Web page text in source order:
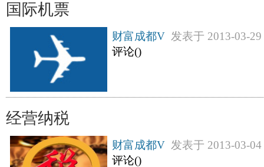
国际机票
财富成都V 发表于 2013-03-29
评论()
经营纳税
财富成都V 发表于 2013-03-04
评论()